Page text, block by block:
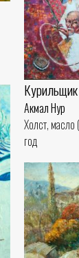
Акмал Нур
Холст,
год